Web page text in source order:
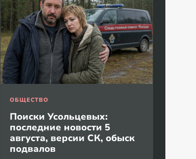
ОБЩЕСТВО
Поиски Усольцевых:
последние новости 5
августа, версии СК, обыск
подвалов